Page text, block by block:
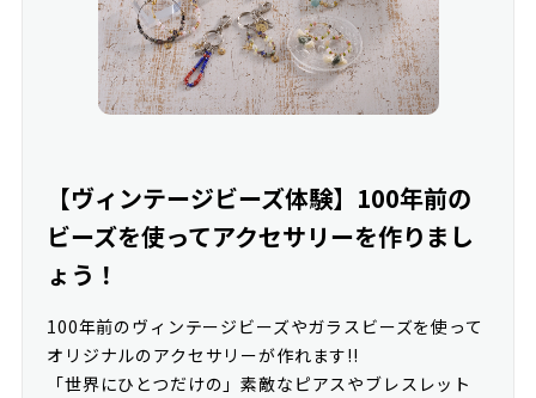
【ヴィンテージビーズ体験】100年前の
ビーズを使ってアクセサリーを作りまし
ょう！
100年前のヴィンテージビーズやガラスビーズを使って
オリジナルのアクセサリーが作れます!!
「世界にひとつだけの」素敵なピアスやブレスレット